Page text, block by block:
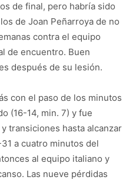
de final, pero habría sido
de Joan Peñarroya de no
contra el equipo
de encuentro. Buen
después de su lesión.
con el paso de los minutos
(16-14, min. 7) y fue
transiciones hasta alcanzar
a cuatro minutos del
al equipo italiano y
Las nueve pérdidas